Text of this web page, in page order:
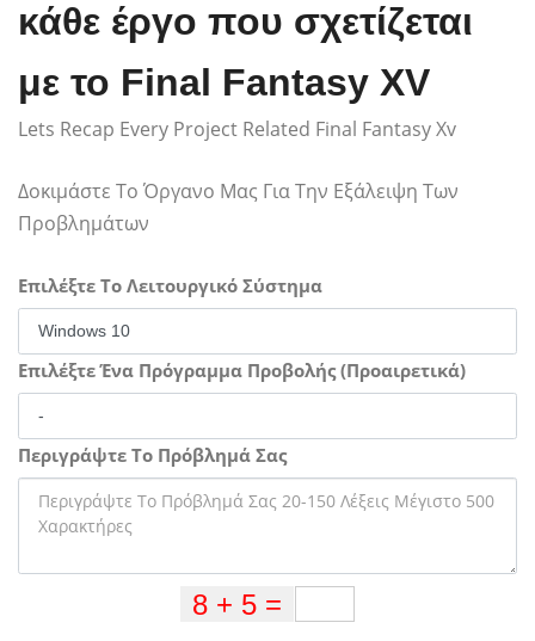
κάθε έργο που σχετίζεται
με το Final Fantasy XV
Lets Recap Every Project Related Final Fantasy Xv
Δοκιμάστε Το Όργανο Μας Για Την Εξάλειψη Των
Προβλημάτων
Επιλέξτε Το Λειτουργικό Σύστημα
Επιλέξτε Ένα Πρόγραμμα Προβολής (Προαιρετικά)
Περιγράψτε Το Πρόβλημά Σας